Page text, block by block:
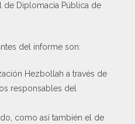
Diplomacia Pública de
del informe son:
Hezbollah a través de
responsables del
como así también el de